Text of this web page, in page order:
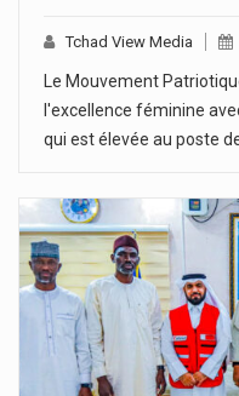
Tchad View Media
Le Mouvement
l'excellence féminine
qui est élevée au poste